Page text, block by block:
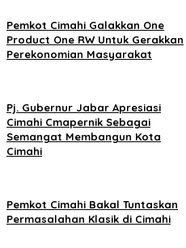
Pemkot Cimahi Galakkan One
Product One RW Untuk Gerakkan
Perekonomian Masyarakat
Pj. Gubernur Jabar Apresiasi
Cimahi Cmapernik Sebagai
Semangat Membangun Kota
Cimahi
Pemkot Cimahi Bakal Tuntaskan
Permasalahan Klasik di Cimahi